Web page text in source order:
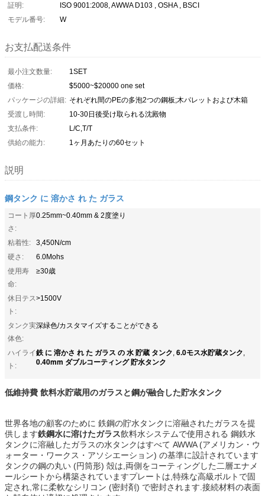
証明:
ISO 9001:2008, AWWA D103 , OSHA , BSCI
モデル番号:
W
お支払配送条件
最小注文数量:
1SET
価格:
$5000~$20000 one set
パッケージの詳細: それぞれ間のPEの多泡2つの鋼板;木パレットおよび木箱
受渡し時間:
10-30日後受け取られる沈殿物
支払条件:
L/C,T/T
供給の能力:
1ヶ月あたりの60セット
説明
鋼タンク に 溶かさ れ た ガラス
コート厚
さ:
0.25mm~0.40mm & 2度塗り
粘着性:
3,450N/cm
硬さ:
6.0Mohs
使用寿
命:
≥30歳
休日テス
ト:
>1500V
タンク実
体色:
深緑色/カスタマイズすることができる
ハイライ
ト:
鉄 に 溶かさ れ た ガラス の 水 貯蔵 タンク, 6.0モス水貯蔵タンク,
0.40mm ダブルコーティング 貯水タンク
低維持費 飲料水貯蔵用のガラスと鋼が融合した貯水タンク
世界各地の顧客のために 鉄鋼の貯水タンクに溶融されたガラスを提
供します鉄鋼水に溶けたガラス飲料水システムで使用される 鋼鉄水
タンクに溶融したガラスの水タンクはすべて AWWA (アメリカン・ウ
ォーター・ワークス・アソシエーション) の基準に設計されています
タンクの鋼の丸い (円筒形) 殻は,両側をコーティングした二層エナメ
ールシートから構築されていますプレートは,特殊な高級ボルトで固
定され,常に柔軟なシリコン (密封剤) で密封されます.接続材料の表面